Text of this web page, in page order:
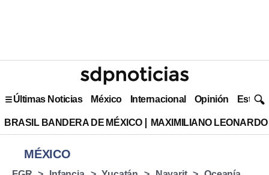
Últimas Noticias México Internacional Opinión Estilo
BRASIL BANDERA DE MÉXICO MAXIMILIANO
MÉXICO